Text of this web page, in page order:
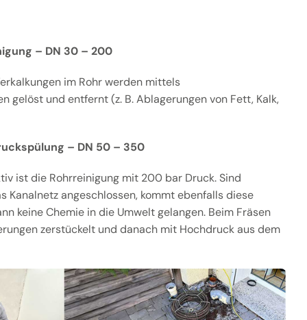
– DN 30 – 200
im Rohr werden mittels
gelöst und entfernt (z. B. Ablagerungen von Fett, Kalk,
– DN 50 – 350
ist die Rohrreinigung mit 200 bar Druck. Sind
Kanalnetz angeschlossen, kommt ebenfalls diese
keine Chemie in die Umwelt gelangen. Beim Fräsen
zerstückelt und danach mit Hochdruck aus dem